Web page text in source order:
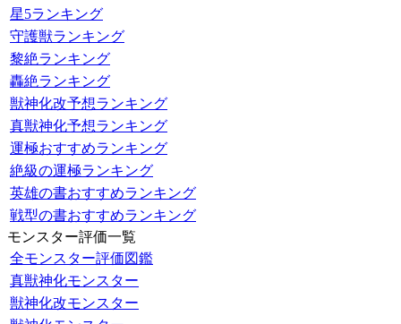
星5ランキング
守護獣ランキング
黎絶ランキング
轟絶ランキング
獣神化改予想ランキング
真獣神化予想ランキング
運極おすすめランキング
絶級の運極ランキング
英雄の書おすすめランキング
戦型の書おすすめランキング
モンスター評価一覧
全モンスター評価図鑑
真獣神化モンスター
獣神化改モンスター